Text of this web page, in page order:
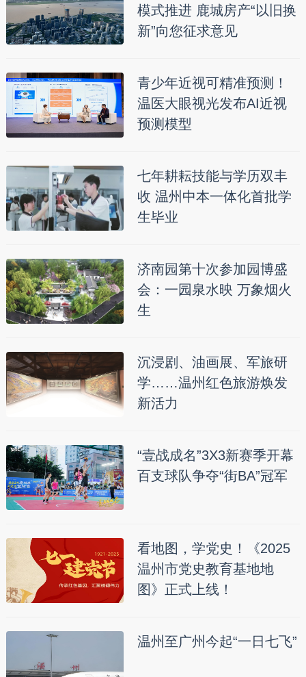
模式推进 鹿城房产“以旧换
新”向您征求意见
青少年近视可精准预测！
温医大眼视光发布AI近视
预测模型
七年耕耘技能与学历双丰
收 温州中本一体化首批学
生毕业
济南园第十次参加园博盛
会：一园泉水映 万象烟火
生
沉浸剧、油画展、军旅研
学……温州红色旅游焕发
新活力
“壹战成名”3X3新赛季开幕
百支球队争夺“街BA”冠军
看地图，学党史！《2025
温州市党史教育基地地
图》正式上线！
温州至广州今起“一日七飞”